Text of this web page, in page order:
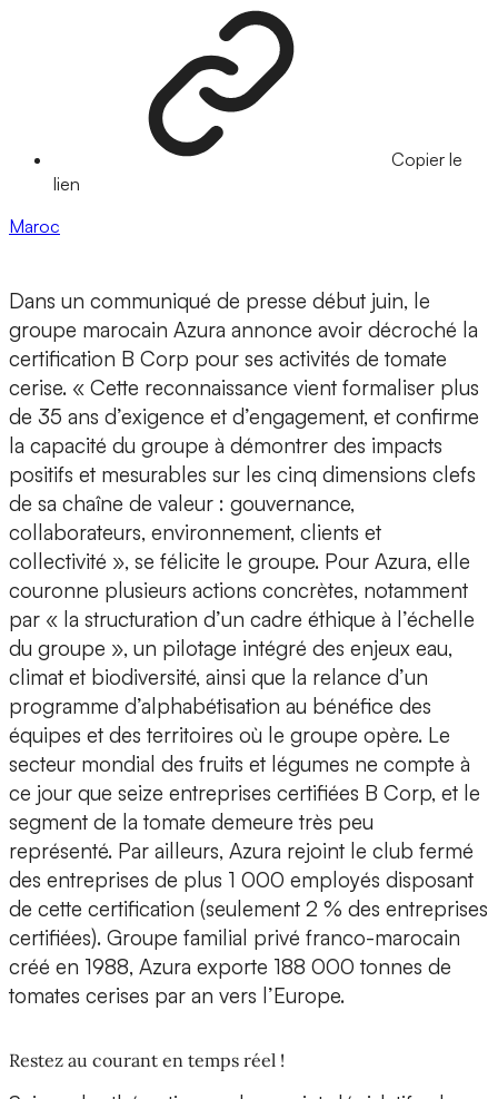
Copier le
lien
Maroc
Dans un communiqué de presse début juin, le
groupe marocain Azura annonce avoir décroché la
certification B Corp pour ses activités de tomate
cerise. « Cette reconnaissance vient formaliser plus
de 35 ans d’exigence et d’engagement, et confirme
la capacité du groupe à démontrer des impacts
positifs et mesurables sur les cinq dimensions clefs
de sa chaîne de valeur : gouvernance,
collaborateurs, environnement, clients et
collectivité », se félicite le groupe. Pour Azura, elle
couronne plusieurs actions concrètes, notamment
par « la structuration d’un cadre éthique à l’échelle
du groupe », un pilotage intégré des enjeux eau,
climat et biodiversité, ainsi que la relance d’un
programme d’alphabétisation au bénéfice des
équipes et des territoires où le groupe opère. Le
secteur mondial des fruits et légumes ne compte à
ce jour que seize entreprises certifiées B Corp, et le
segment de la tomate demeure très peu
représenté. Par ailleurs, Azura rejoint le club fermé
des entreprises de plus 1 000 employés disposant
de cette certification (seulement 2 % des entreprises
certifiées). Groupe familial privé franco-marocain
créé en 1988, Azura exporte 188 000 tonnes de
tomates cerises par an vers l’Europe.
Restez au courant en temps réel !